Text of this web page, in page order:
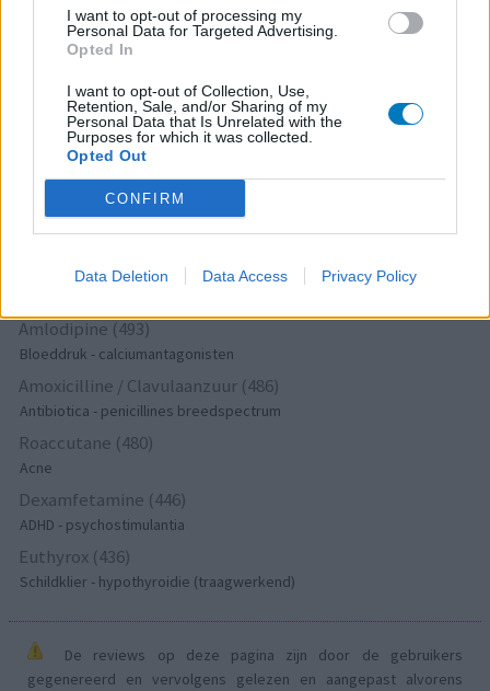
I want to opt-out of processing my
Personal Data for Targeted Advertising.
Opted In
I want to opt-out of Collection, Use,
Retention, Sale, and/or Sharing of my
Personal Data that Is Unrelated with the
Purposes for which it was collected.
Opted Out
CONFIRM
Data Deletion Data Access Privacy Policy
Antibiotica - penicillines breedspectrum
Wellbutrin XR (646)
Metformine (620)
Diabetes (suikerziekte) - orale middelen
Implanon (hormoonimplantaat) (584)
Anticonceptie - overig
Lexapro (509)
Depressie - antidepressiva SSRI
Concerta (503)
Amlodipine (493)
Bloeddruk - calciumantagonisten
Amoxicilline / Clavulaanzuur (486)
Antibiotica - penicillines breedspectrum
Roaccutane (480)
Acne
Dexamfetamine (446)
ADHD - psychostimulantia
Euthyrox (436)
Schildklier - hypothyroidie (traagwerkend)
De reviews op deze pagina zijn door de gebruikers
gegenereerd en vervolgens gelezen en aangepast alvorens